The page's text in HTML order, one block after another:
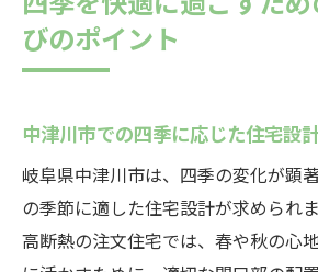
びのポイント
中津川市での四季に応じた住宅設
岐阜県中津川市は、四季の変化が顕
の季節に適した住宅設計が求められ
高断熱の注文住宅では、春や秋の心